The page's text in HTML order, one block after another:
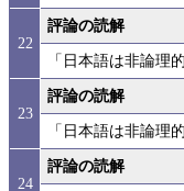
22
評論の読解
「日本語は非論理
23
評論の読解
「日本語は非論理
24
評論の読解